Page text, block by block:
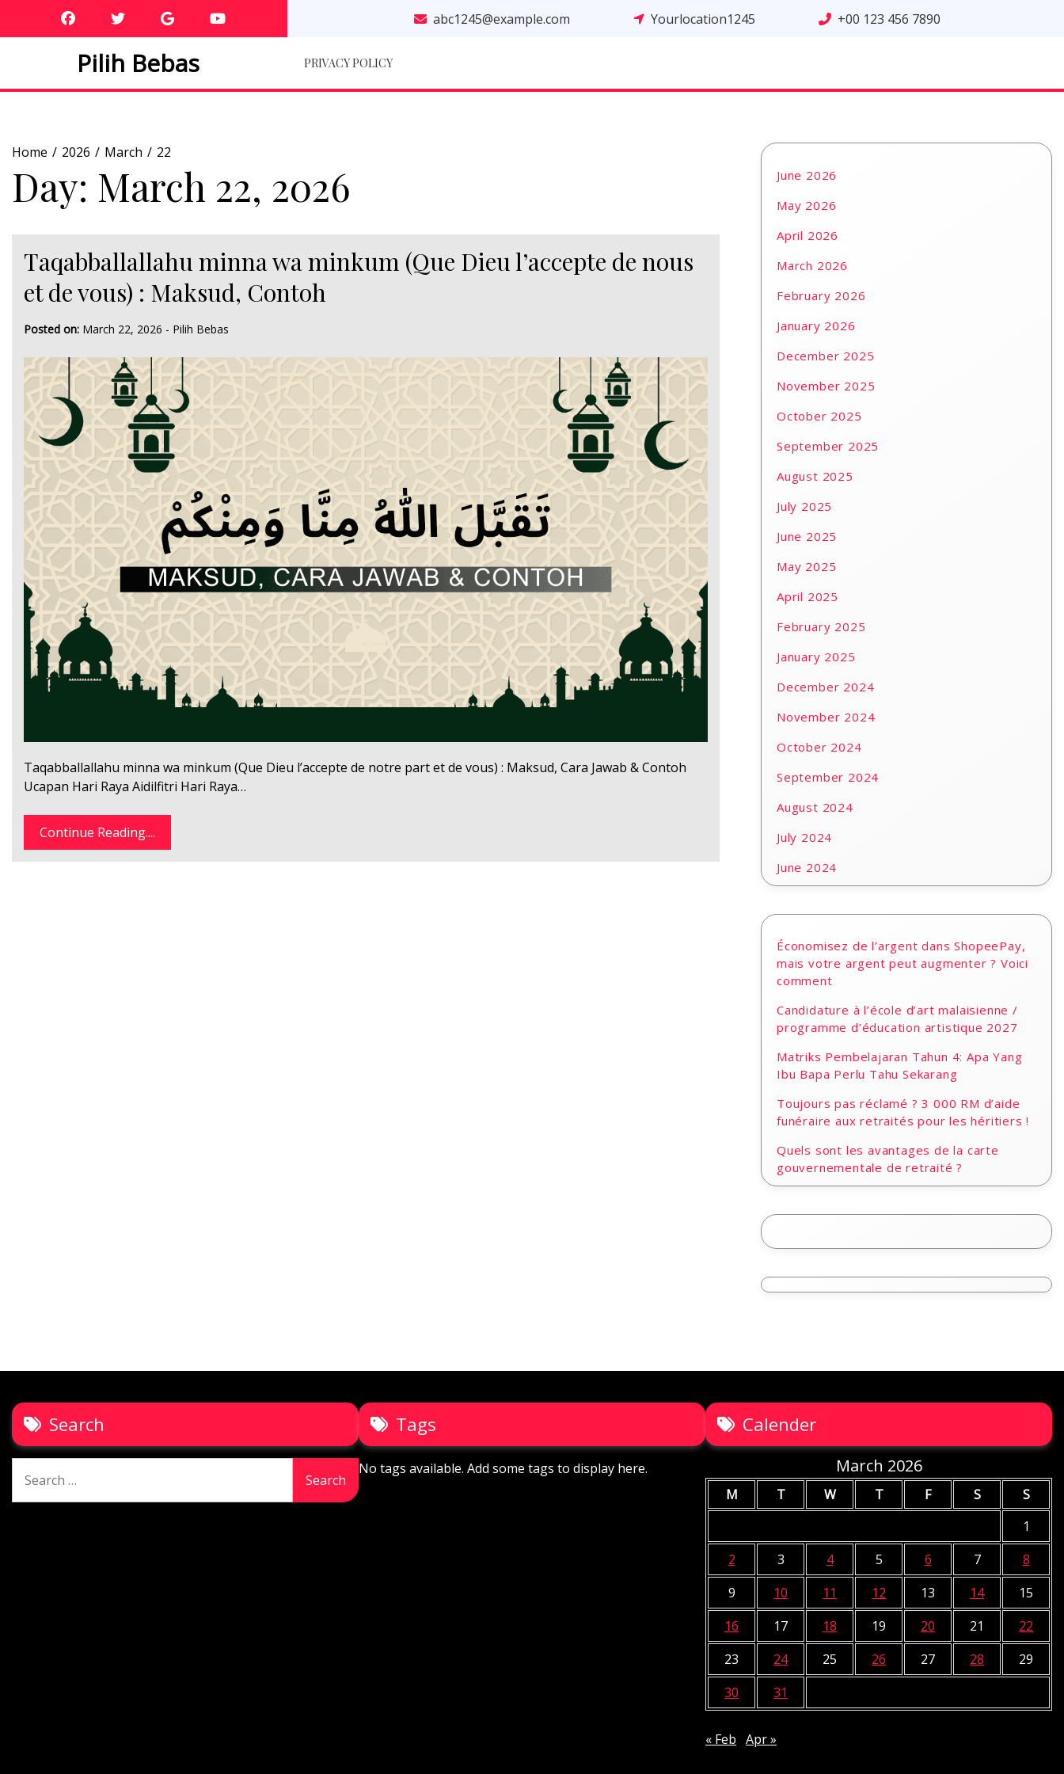
abc1245@example.com Yourlocation1245 +00 123 456 7890
Pilih Bebas PRIVACY POLICY
Home 2026 March 22
Day: March 22, 2026
Taqabballallahu minna wa minkum (Que Dieu l’accepte de nous
et de vous) : Maksud, Contoh
Posted on: March 22, 2026 - Pilih Bebas
Taqabballallahu minna wa minkum (Que Dieu l’accepte de notre part et de vous) : Maksud, Cara Jawab & Contoh
Ucapan Hari Raya Aidilfitri Hari Raya…
Continue Reading....
June 2026
May 2026
April 2026
March 2026
February 2026
January 2026
December 2025
November 2025
October 2025
September 2025
August 2025
July 2025
June 2025
May 2025
April 2025
February 2025
January 2025
December 2024
November 2024
October 2024
September 2024
August 2024
July 2024
June 2024
Économisez de l’argent dans ShopeePay,
mais votre argent peut augmenter ? Voici
comment
Candidature à l’école d’art malaisienne /
programme d’éducation artistique 2027
Matriks Pembelajaran Tahun 4: Apa Yang
Ibu Bapa Perlu Tahu Sekarang
Toujours pas réclamé ? 3 000 RM d’aide
funéraire aux retraités pour les héritiers !
Quels sont les avantages de la carte
gouvernementale de retraité ?
Search
for:
Tags
No tags available. Add some tags to display here.
Calender
March 2026
M T W T F S
S
1
2
3 4 5 6 7
8
9
10 11 12 13 14
15
16
17 18 19 20 21
22
23
24 25 26 27 28
29
30
31
« Feb Apr »